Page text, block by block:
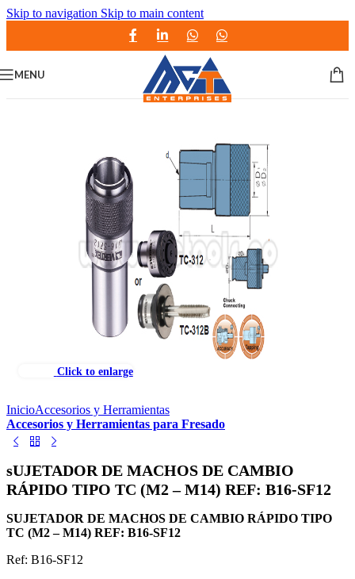
Skip to navigation Skip to main content
MENU
Click to enlarge
InicioAccesorios y Herramientas
Accesorios y Herramientas para Fresado
sUJETADOR DE MACHOS DE CAMBIO
RÁPIDO TIPO TC (M2 – M14) REF: B16-SF12
SUJETADOR DE MACHOS DE CAMBIO RÁPIDO TIPO
TC (M2 – M14) REF: B16-SF12
Ref: B16-SF12